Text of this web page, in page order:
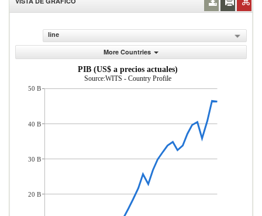
line
More Countries
PIB (US$ a precios actuales)
Source:WITS - Country Profile
50 B
40 B
30 B
20 B